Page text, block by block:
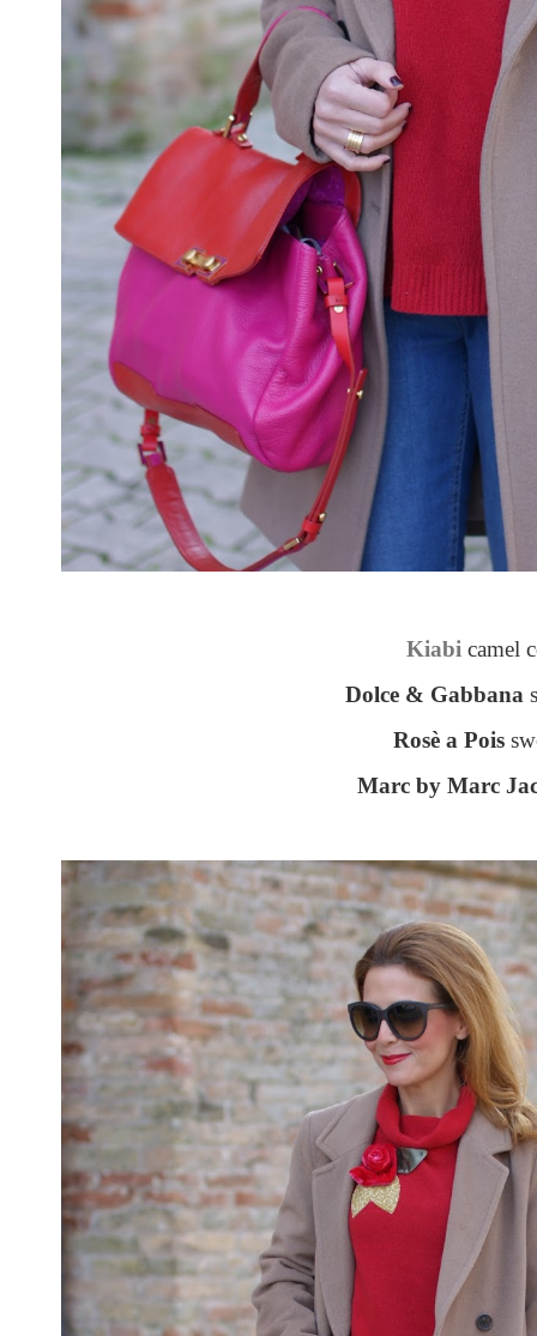
Kiabi camel
Dolce & Gabbana
Rosè a Pois
Marc by Marc